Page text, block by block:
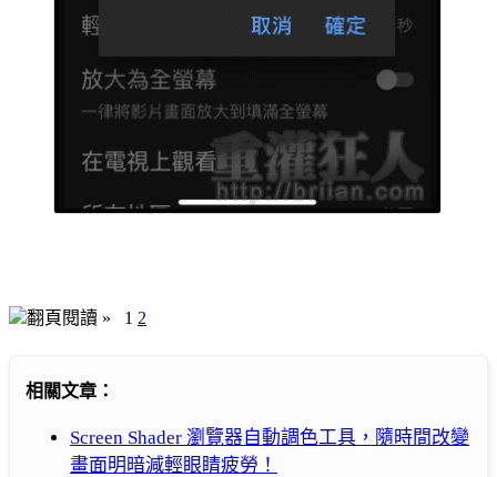
翻頁閱讀 » 1 2
相關文章：
Screen Shader 瀏覽器自動調色工具，隨時間改變
畫面明暗減輕眼睛疲勞！